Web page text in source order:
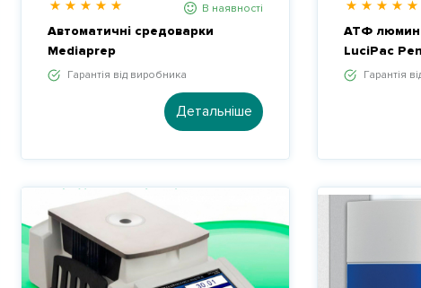
В наявності
Автоматичні средоварки
Mediaprep
Гарантія від виробника
Детальніше
АТФ
LuciPac Pen
Гарантія